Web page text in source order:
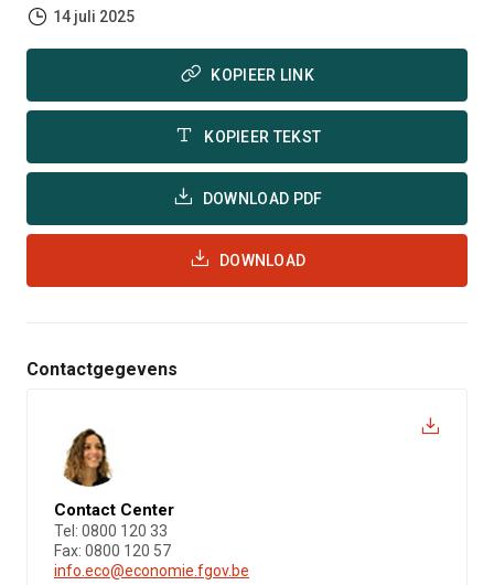
14 juli 2025
KOPIEER LINK
KOPIEER TEKST
DOWNLOAD PDF
DOWNLOAD
Contactgegevens
Contact Center
Tel: 0800 120 33
Fax: 0800 120 57
info.eco@economie.fgov.be